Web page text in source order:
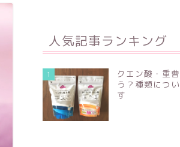
人気記事ランキング
1
クエン酸・重
う？種類につ
す